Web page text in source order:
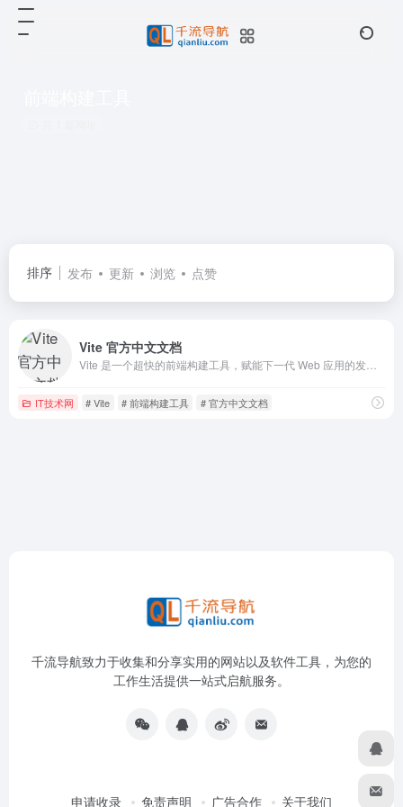
排序 发布 更新 浏览 点赞
Vite 官方中文文档
IT技术网 # Vite # 前端构建工具 # 官方中文文档
千流导航致力于收集和分享实用的网站以及软件工具，为您的
工作生活提供一站式启航服务。
申请收录 免责声明 广告合作 关于我们